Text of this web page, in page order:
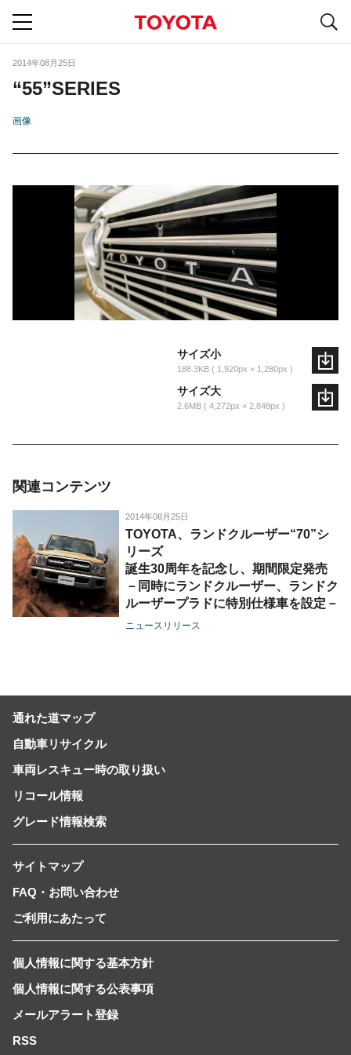
2014年08月25日
“55”SERIES
画像
サイズ小
188.3KB 1,920px × 1,280px
サイズ大
2.6MB 4,272px × 2,848px
関連コンテンツ
2014年08月25日
TOYOTA、ランドクルーザー“70”シ
リーズ
誕生30周年を記念し、期間限定発売
－同時にランドクルーザー、ランドク
ルーザープラドに特別仕様車を設定－
ニュースリリース
通れた道マップ
自動車リサイクル
車両レスキュー時の取り扱い
リコール情報
グレード情報検索
サイトマップ
FAQ・お問い合わせ
ご利用にあたって
個人情報に関する基本方針
個人情報に関する公表事項
メールアラート登録
RSS